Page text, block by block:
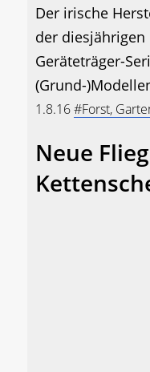
Der irische
der diesjährigen
Geräteträger-
(Grund-
1.8.16#Forst,
Neue